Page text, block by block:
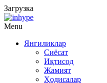
Загрузка
Menu
Янгиликлар
Сиёсат
Иқтисод
Жамият
Ҳодисалар